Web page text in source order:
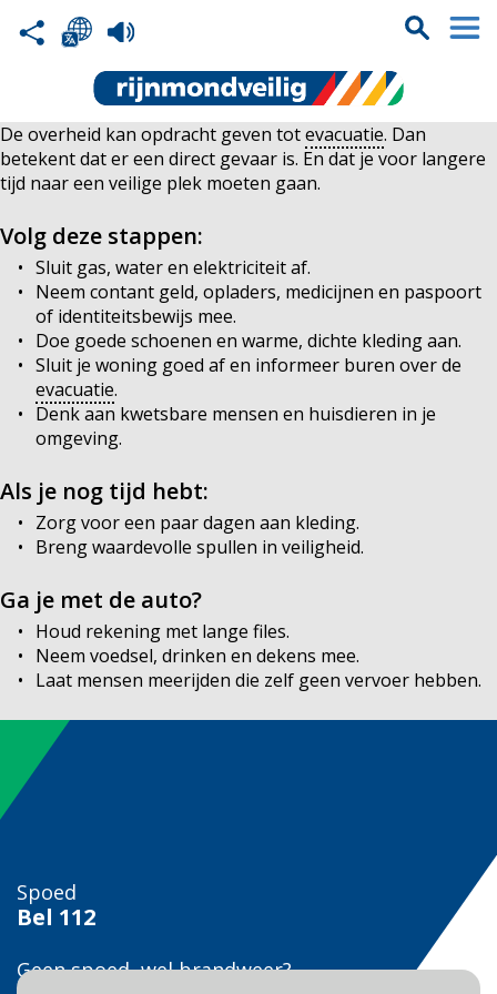
De overheid kan opdracht geven totevacuatie. Dan
betekent dat er een direct gevaar is. En dat je voor langere
tijd naar een veilige plek moeten gaan.
Volg deze stappen:
Sluit gas, water en elektriciteit af.
Neem contant geld, opladers, medicijnen en paspoort
of identiteitsbewijs mee.
Doe goede schoenen en warme, dichte kleding aan.
Sluit je woning goed af en informeer buren over de
evacuatie.
Denk aan kwetsbare mensen en huisdieren in je
omgeving.
Als je nog tijd hebt:
Zorg voor een paar dagen aan kleding.
Breng waardevolle spullen in veiligheid.
Ga je met de auto?
Houd rekening met lange files.
Neem voedsel, drinken en dekens mee.
Laat mensen meerijden die zelf geen vervoer hebben.
Spoed
Bel 112
Geen spoed, wel brandweer?